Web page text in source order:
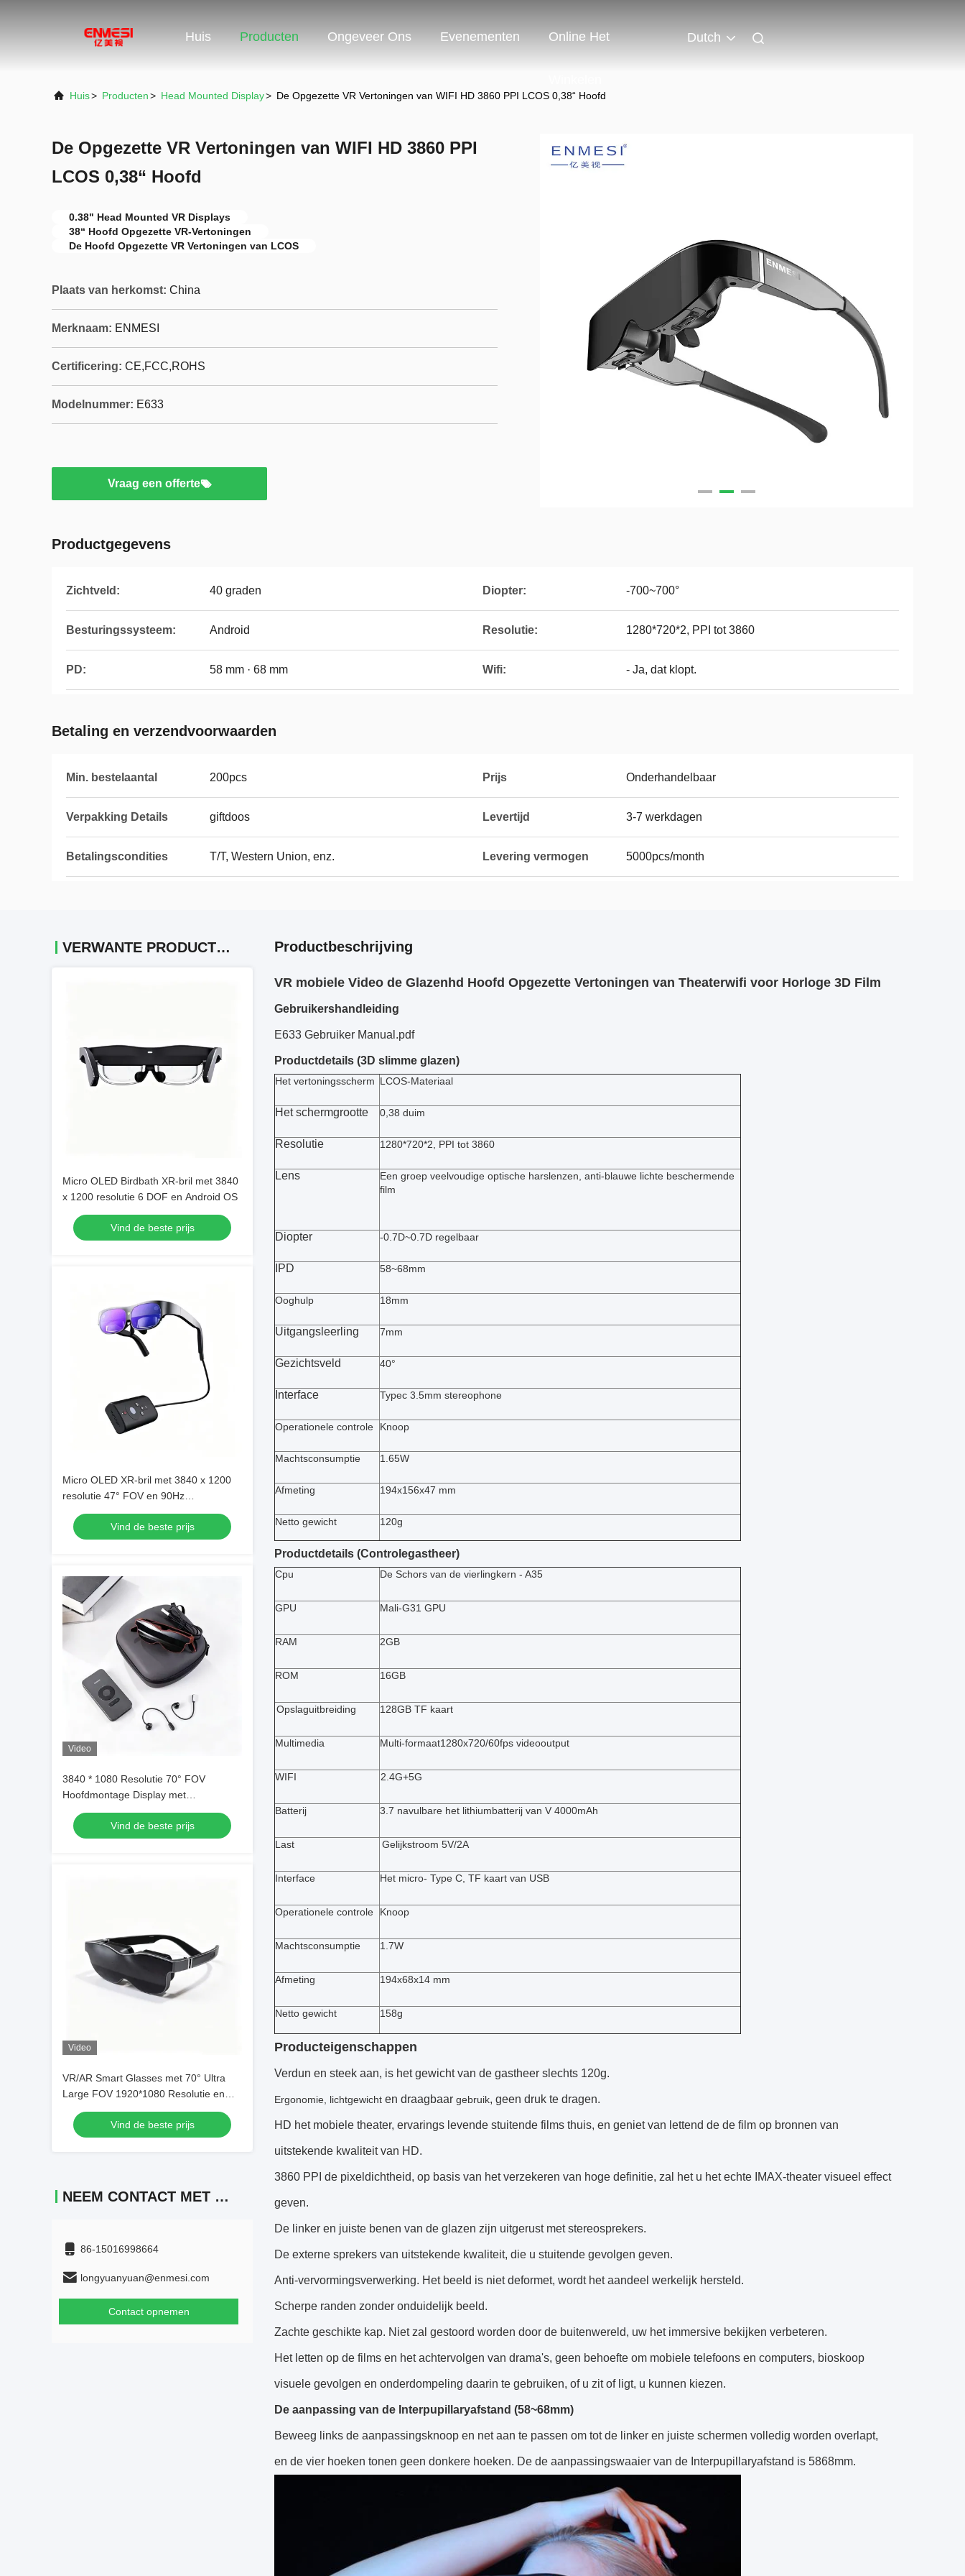
Huis Producten Ongeveer Ons Evenementen Online Het Dutch
Huis> Producten> Head Mounted Display> De Opgezette VR Vertoningen van WIFI HD 3860 PPI LCOS 0,38“ Hoofd
De Opgezette VR Vertoningen van WIFI HD 3860 PPI
LCOS 0,38“ Hoofd
0.38" Head Mounted VR Displays
38“ Hoofd Opgezette VR-Vertoningen
De Hoofd Opgezette VR Vertoningen van LCOS
Plaats van herkomst: China
Merknaam: ENMESI
Certificering: CE,FCC,ROHS
Modelnummer: E633
Vraag een offerte
Productgegevens
Zichtveld: 40 graden Diopter: -700~700°
Besturingssysteem: Android Resolutie: 1280*720*2, PPI tot 3860
PD: 58 mm · 68 mm Wifi: - Ja, dat klopt.
Betaling en verzendvoorwaarden
Min. bestelaantal 200pcs Prijs Onderhandelbaar
Verpakking Details giftdoos Levertijd 3-7 werkdagen
Betalingscondities T/T, Western Union, enz. Levering vermogen 5000pcs/month
VERWANTE PRODUCTEN
Micro OLED Birdbath XR-bril met 3840
x 1200 resolutie 6 DOF en Android OS
Vind de beste prijs
Micro OLED XR-bril met 3840 x 1200
resolutie 47° FOV en 90Hz
vernieuwingssnelheid
Vind de beste prijs
Video
3840 * 1080 Resolutie 70° FOV
Hoofdmontage Display met
+2.0D~-6.0D Diopter - AR Smart
Glasses
Vind de beste prijs
Video
VR/AR Smart Glasses met 70° Ultra
Large FOV 1920*1080 Resolutie en
USB-C-connectiviteit
Vind de beste prijs
NEEM CONTACT MET ONS OP
86-15016998664
longyuanyuan@enmesi.com
Contact opnemen
Productbeschrijving
VR mobiele Video de Glazenhd Hoofd Opgezette Vertoningen van Theaterwifi voor Horloge 3D Film
Gebruikershandleiding
E633 Gebruiker Manual.pdf
Productdetails (3D slimme glazen)
Het vertoningsscherm LCOS-Materiaal
Het schermgrootte 0,38 duim
Resolutie 1280*720*2, PPI tot 3860
Lens
Een groep veelvoudige optische harslenzen, anti-blauwe lichte beschermende
film
Diopter -0.7D~0.7D regelbaar
IPD 58~68mm
Ooghulp 18mm
Uitgangsleerling 7mm
Gezichtsveld 40°
Interface Typec 3.5mm stereophone
Operationele controle Knoop
Machtsconsumptie 1.65W
Afmeting 194x156x47 mm
Netto gewicht 120g
Productdetails (Controlegastheer)
Cpu De Schors van de vierlingkern - A35
GPU Mali-G31 GPU
RAM 2GB
ROM 16GB
Opslaguitbreiding 128GB TF kaart
Multimedia Multi-formaat1280x720/60fps videooutput
WIFI 2.4G+5G
Batterij 3.7 navulbare het lithiumbatterij van V 4000mAh
Last Gelijkstroom 5V/2A
Interface Het micro- Type C, TF kaart van USB
Operationele controle Knoop
Machtsconsumptie 1.7W
Afmeting 194x68x14 mm
Netto gewicht 158g
Producteigenschappen
Verdun en steek aan, is het gewicht van de gastheer slechts 120g.
Ergonomie, lichtgewicht en draagbaar gebruik, geen druk te dragen.
HD het mobiele theater, ervarings levende stuitende films thuis, en geniet van lettend de de film op bronnen van
uitstekende kwaliteit van HD.
3860 PPI de pixeldichtheid, op basis van het verzekeren van hoge definitie, zal het u het echte IMAX-theater visueel effect
geven.
De linker en juiste benen van de glazen zijn uitgerust met stereosprekers.
De externe sprekers van uitstekende kwaliteit, die u stuitende gevolgen geven.
Anti-vervormingsverwerking. Het beeld is niet deformet, wordt het aandeel werkelijk hersteld.
Scherpe randen zonder onduidelijk beeld.
Zachte geschikte kap. Niet zal gestoord worden door de buitenwereld, uw het immersive bekijken verbeteren.
Het letten op de films en het achtervolgen van drama's, geen behoefte om mobiele telefoons en computers, bioskoop
visuele gevolgen en onderdompeling daarin te gebruiken, of u zit of ligt, u kunnen kiezen.
De aanpassing van de Interpupillaryafstand (58~68mm)
Beweeg links de aanpassingsknoop en net aan te passen om tot de linker en juiste schermen volledig worden overlapt,
en de vier hoeken tonen geen donkere hoeken. De de aanpassingswaaier van de Interpupillaryafstand is 5868mm.